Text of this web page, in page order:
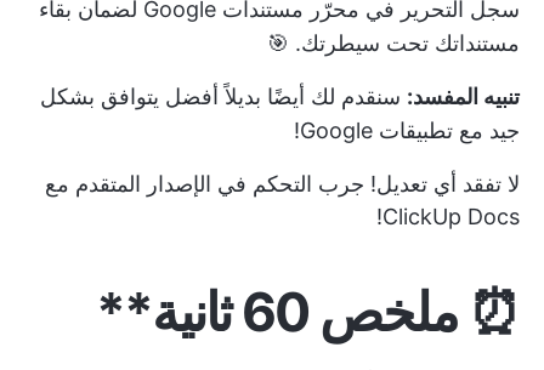
سجل التحرير في محرّر مستندات Google لضمان بقاء
مستنداتك تحت سيطرتك. 🎯
تنبيه المفسد: سنقدم لك أيضًا بديلاً أفضل يتوافق بشكل
جيد مع تطبيقات Google!
لا تفقد أي تعديل! جرب التحكم في الإصدار المتقدم مع
ClickUp Docs!
⏰ ملخص 60 ثانية**